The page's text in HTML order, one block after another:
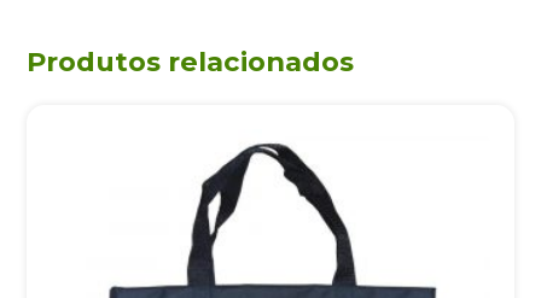
Produtos relacionados